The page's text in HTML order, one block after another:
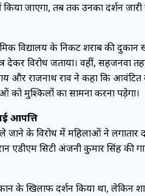
जाएगा, तब तक उनका प्रदर्शन जारी
विद्यालय के निकट शराब की
देकर विरोध जताया। वहीं,
और राजनाथ राव ने कहा कि आवंटित
को मुश्किलों का सामना करना पड़ेगा।
आपत्ति
के विरोध में महिलाओं ने लगातार
एडीएम सिटी अंजनी कुमार सिंह
के खिलाफ प्रदर्शन किया था, लेकिन